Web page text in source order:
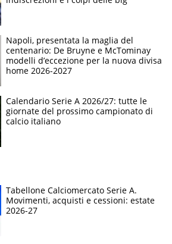
Napoli, presentata la maglia del
centenario: De Bruyne e McTominay
modelli d’eccezione per la nuova divisa
home 2026-2027
Calendario Serie A 2026/27: tutte le
giornate del prossimo campionato di
calcio italiano
Tabellone Calciomercato Serie A.
Movimenti, acquisti e cessioni: estate
2026-27